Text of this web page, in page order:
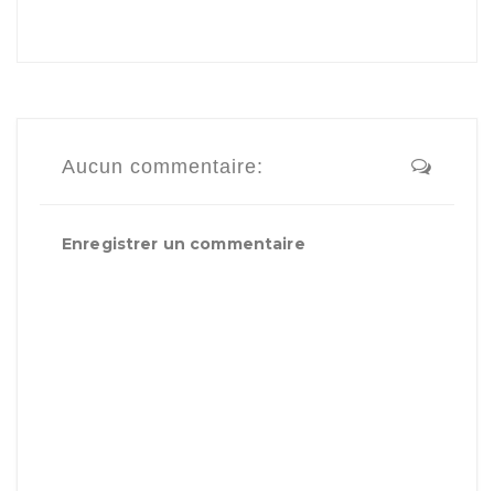
Aucun commentaire:
Enregistrer un commentaire